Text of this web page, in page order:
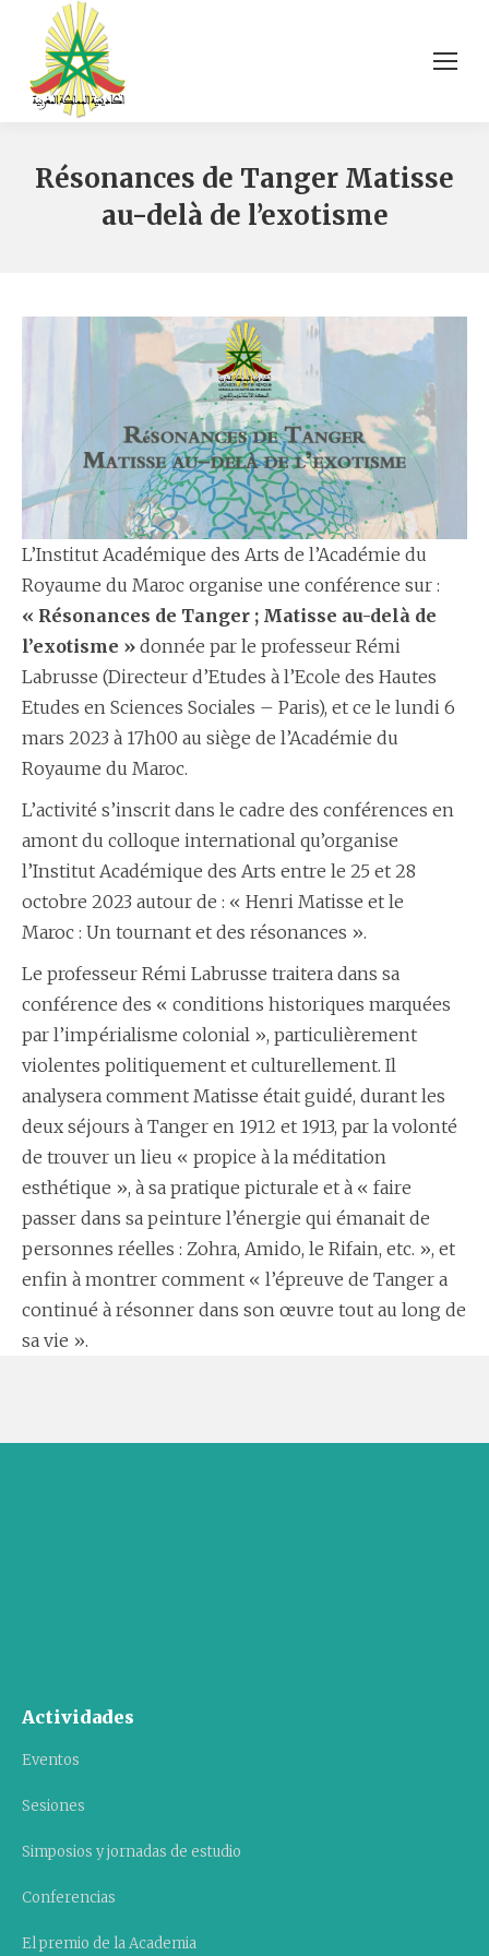
Résonances de Tanger Matisse
au-delà de l’exotisme
L’Institut Académique des Arts de l’Académie du
Royaume du Maroc organise une conférence sur :
« Résonances de Tanger ; Matisse au-delà de
l’exotisme » donnée par le professeur Rémi
Labrusse (Directeur d’Etudes à l’Ecole des Hautes
Etudes en Sciences Sociales – Paris), et ce le lundi 6
mars 2023 à 17h00 au siège de l’Académie du
Royaume du Maroc.
L’activité s’inscrit dans le cadre des conférences en
amont du colloque international qu’organise
l’Institut Académique des Arts entre le 25 et 28
octobre 2023 autour de : « Henri Matisse et le
Maroc : Un tournant et des résonances ».
Le professeur Rémi Labrusse traitera dans sa
conférence des « conditions historiques marquées
par l’impérialisme colonial », particulièrement
violentes politiquement et culturellement. Il
analysera comment Matisse était guidé, durant les
deux séjours à Tanger en 1912 et 1913, par la volonté
de trouver un lieu « propice à la méditation
esthétique », à sa pratique picturale et à « faire
passer dans sa peinture l’énergie qui émanait de
personnes réelles : Zohra, Amido, le Rifain, etc. », et
enfin à montrer comment « l’épreuve de Tanger a
continué à résonner dans son œuvre tout au long de
sa vie ».
Actividades
Eventos
Sesiones
Simposios y jornadas de estudio
Conferencias
El premio de la Academia